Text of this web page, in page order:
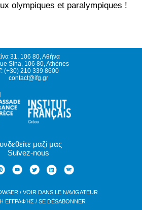
olympiques et paralympiques !
31, 106 80, Αθήνα
Sina, 106 80, Athènes
(+30) 210 339 8600
contact@ifg.gr
μαζί μας
Suivez-nous
/ VOIR DANS LE NAVIGATEUR
ΕΓΓΡΑΦΉΣ / SE DÉSABONNER